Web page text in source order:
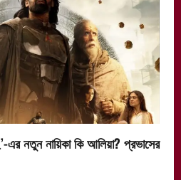
এর নতুন নায়িকা কি আলিয়া? প্রভাসের